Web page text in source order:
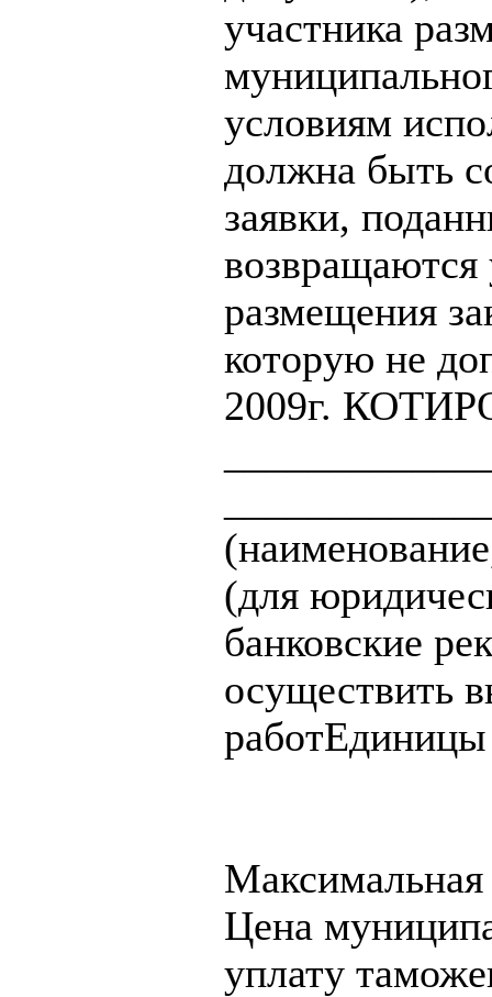
участника
условиям
должна быть
заявки,
возвращаются
размещения
которую не
2009г.
(для
банковские
осуществить
Максимальная
Цена
уплату